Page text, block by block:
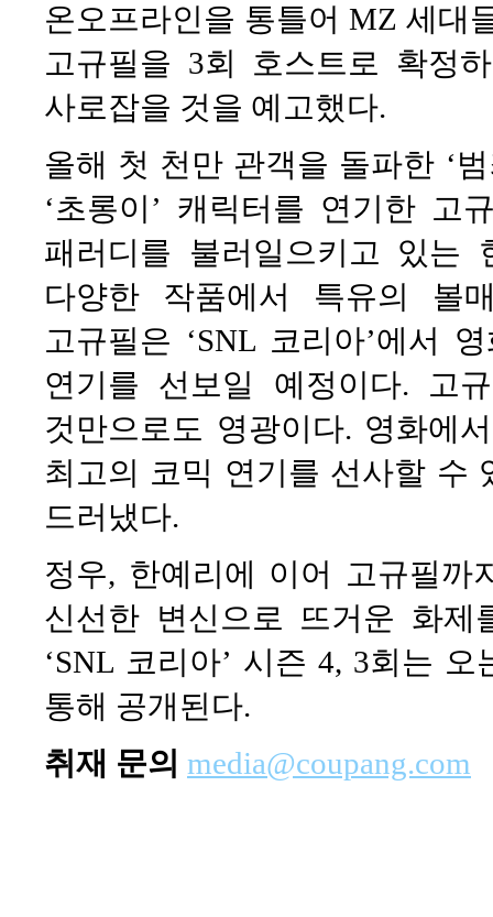
온오프라인을 통틀어 MZ 세대
고규필을 3회 호스트로 확정
사로잡을 것을 예고했다.
올해 첫 천만 관객을 돌파한 ‘
‘초롱이’ 캐릭터를 연기한
패러디를 불러일으키고 있는
다양한 작품에서 특유의 볼
고규필은 ‘SNL 코리아’에서
연기를 선보일 예정이다. 고
것만으로도 영광이다. 영화에
최고의 코믹 연기를 선사할 수
드러냈다.
정우, 한예리에 이어 고규필까
신선한 변신으로 뜨거운 화
‘SNL 코리아’ 시즌 4, 3회는
통해 공개된다.
취재 문의 media@coupang.com